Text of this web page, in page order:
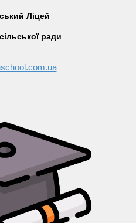
Ліцей
ради